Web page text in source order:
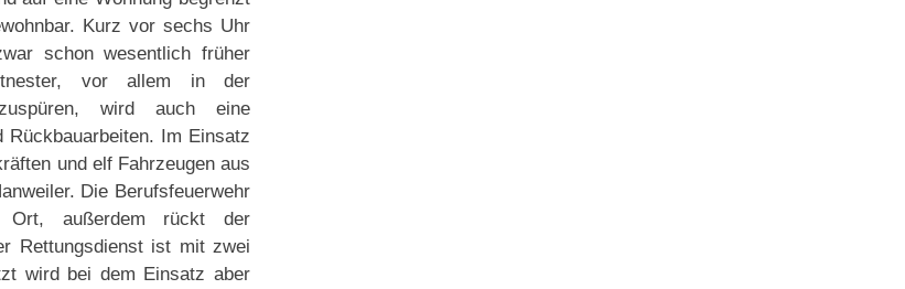
Kurz vor sechs Uhr
schon wesentlich früher
vor allem in der
wird auch eine
Rückbauarbeiten. Im Einsatz
und elf Fahrzeugen aus
Die Berufsfeuerwehr
außerdem rückt der
Rettungsdienst ist mit zwei
wird bei dem Einsatz aber